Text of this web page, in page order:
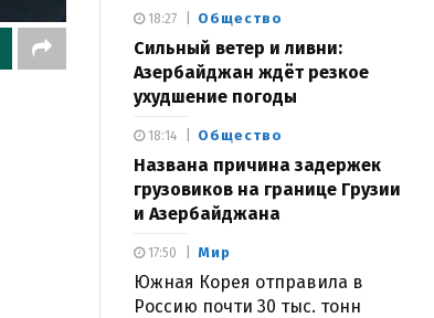
Общество
Сильный ветер и ливни:
Азербайджан ждёт резкое
ухудшение погоды
18:27
Общество
Названа причина задержек
грузовиков на границе Грузии
и Азербайджана
18:14
Мир
Южная Корея отправила в
Россию почти 30 тыс. тонн
17:50